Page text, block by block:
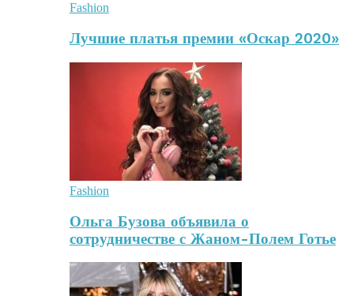
Fashion
Лучшие платья премии «Оскар 2020»
Fashion
Ольга Бузова объявила о
сотрудничестве с Жаном-Полем Готье